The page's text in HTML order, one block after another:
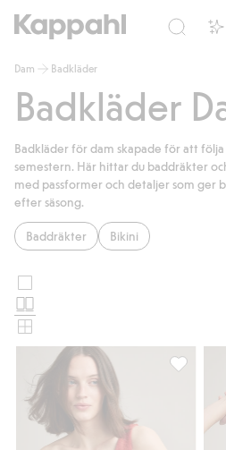
Dam Badkläder
Badkläder
Badkläder för dam skapade för att
semestern. Här hittar du baddräkter
med passformer och detaljer som ger
efter säsong.
Baddräkter Bikini
Välj
produktkortslayout
bilder
One